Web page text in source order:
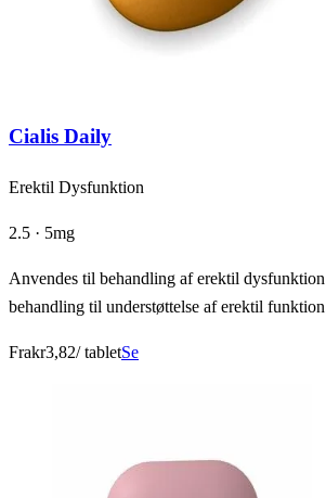
Cialis Daily
Erektil Dysfunktion
2.5 · 5mg
Anvendes til behandling af erektil
behandling til understøttelse af erektil
Frakr3,82/ tabletSe